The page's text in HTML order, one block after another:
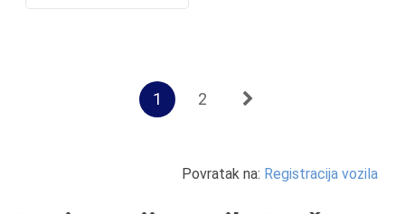
1 2
Povratak na: Registracija vozila